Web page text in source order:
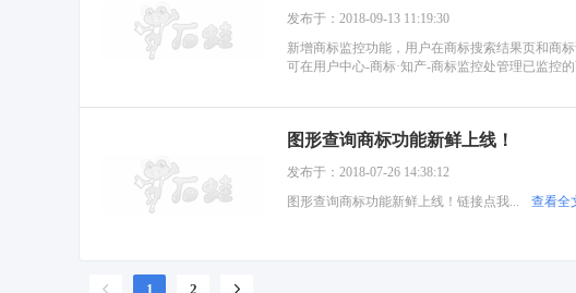
发布于：2018-09-13 11:19:30
新增商标监控功能，用户在商标搜索结果页和商
可在用户中心-商标·知产-商标监控处管理已监控
图形查询商标功能新鲜上线！
发布于：2018-07-26 14:38:12
图形查询商标功能新鲜上线！链接点我...
查看全
1 2